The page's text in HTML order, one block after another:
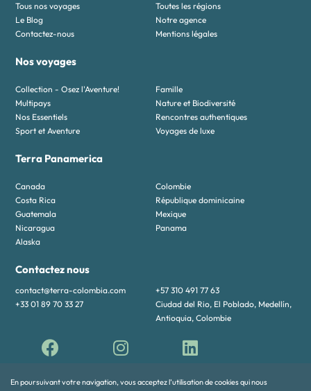
En poursuivant votre navigation, vous acceptez l’utilisation de cookies qui nous
Tous nos voyages
Toutes les régions
Le Blog
Notre agence
Contactez-nous
Mentions légales
Nos voyages
Collection - Osez l'Aventure!
Famille
Multipays
Nature et Biodiversité
Nos Essentiels
Rencontres authentiques
Sport et Aventure
Voyages de luxe
Terra Panamerica
Canada
Colombie
Costa Rica
République dominicaine
Guatemala
Mexique
Nicaragua
Panama
Alaska
Contactez nous
contact@terra-colombia.com
+57 310 491 77 63
+33 01 89 70 33 27
Ciudad del Rio, El Poblado, Medellín,
Antioquia, Colombie